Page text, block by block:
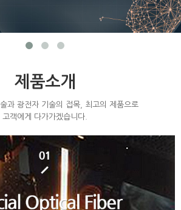
제품소개
과 광전자 기술의 접목, 최고의 제품으로
고객에게 다가가겠습니다.